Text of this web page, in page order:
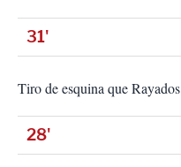
31'
Tiro de esquina que
28'